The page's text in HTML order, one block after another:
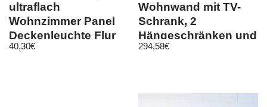
ultraflach
Wohnzimmer Panel
Deckenleuchte Flur
Slim weiß silber
40,30€
Wohnwand mit TV-
Schrank, 2
Hängeschränken und
Regal
294,58€